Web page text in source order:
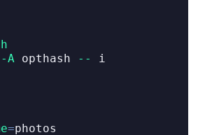
-A opthash -- i
=photos